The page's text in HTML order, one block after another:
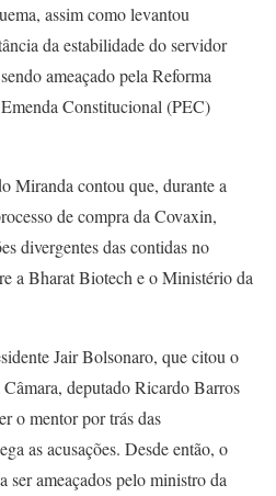
assim como levantou
da estabilidade do servidor
ameaçado pela Reforma
Constitucional (PEC)
Miranda contou que, durante a
de compra da Covaxin,
divergentes das contidas no
a Bharat Biotech e o Ministério da
Jair Bolsonaro, que citou o
deputado Ricardo Barros
o mentor por trás das
as acusações. Desde então, o
ser ameaçados pelo ministro da